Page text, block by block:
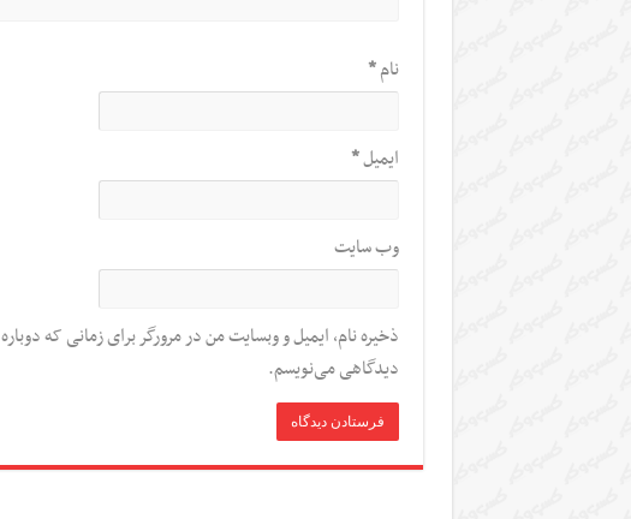
نام*
ایمیل*
وب‌ سایت
ذخیره نام، ایمیل و وبسایت من در مرورگر برای زمانی که دوباره
دیدگاهی می‌نویسم.